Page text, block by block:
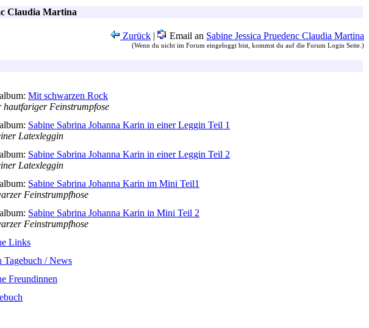
Claudia Martina
Zurück | Email an Sabine Jessica Pruedenc Claudia Martina
(Wenn du nicht im Forum eingeloggt bist, kommst du auf die Forum Login Seite.)
Mit schwarzen Rock
hautfariger Feinstrumpfose
Sabine Sabrina Johanna Karin in einer Leggin Teil 1
Latexleggin
Sabine Sabrina Johanna Karin in einer Leggin Teil 2
Latexleggin
Sabine Sabrina Johanna Karin im Mini Teil1
Feinstrumpfhose
Sabine Sabrina Johanna Karin in Mini Teil 2
Feinstrumpfhose
Links
Tagebuch / News
Freundinnen